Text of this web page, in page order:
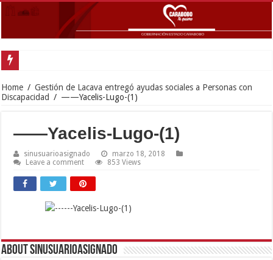
Home / Gestión de Lacava entregó ayudas sociales a Personas con
Discapacidad / ——Yacelis-Lugo-(1)
——Yacelis-Lugo-(1)
sinusuarioasignado
marzo 18, 2018
Leave a comment
853 Views
About sinusuarioasignado